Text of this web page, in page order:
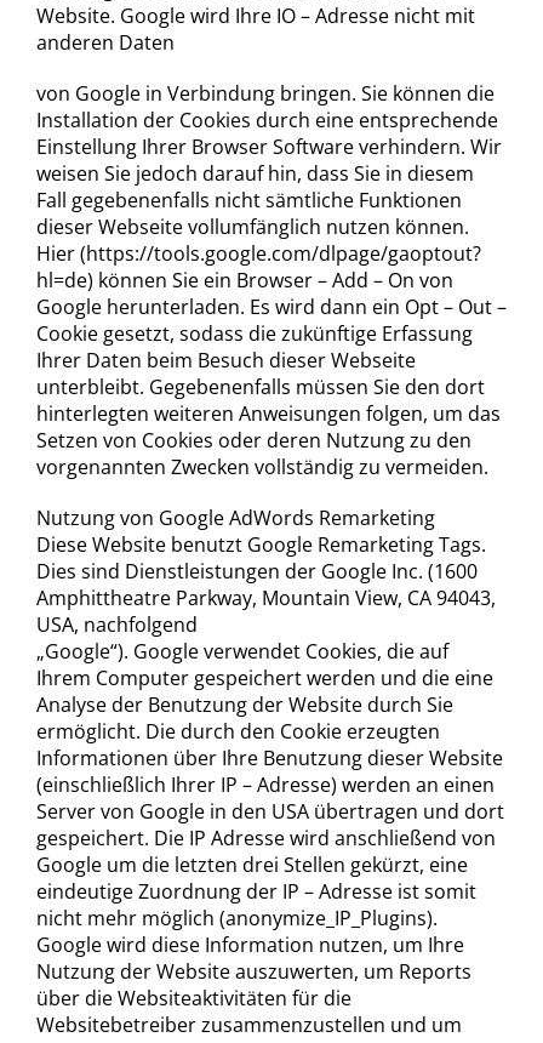
Website. Google wird Ihre IO – Adresse nicht mit
anderen Daten
von Google in Verbindung bringen. Sie können die
Installation der Cookies durch eine entsprechende
Einstellung Ihrer Browser Software verhindern. Wir
weisen Sie jedoch darauf hin, dass Sie in diesem
Fall gegebenenfalls nicht sämtliche Funktionen
dieser Webseite vollumfänglich nutzen können.
Hier (https://tools.google.com/dlpage/gaoptout?
hl=de) können Sie ein Browser – Add – On von
Google herunterladen. Es wird dann ein Opt – Out –
Cookie gesetzt, sodass die zukünftige Erfassung
Ihrer Daten beim Besuch dieser Webseite
unterbleibt. Gegebenenfalls müssen Sie den dort
hinterlegten weiteren Anweisungen folgen, um das
Setzen von Cookies oder deren Nutzung zu den
vorgenannten Zwecken vollständig zu vermeiden.
Nutzung von Google AdWords Remarketing
Diese Website benutzt Google Remarketing Tags.
Dies sind Dienstleistungen der Google Inc. (1600
Amphittheatre Parkway, Mountain View, CA 94043,
USA, nachfolgend
„Google“). Google verwendet Cookies, die auf
Ihrem Computer gespeichert werden und die eine
Analyse der Benutzung der Website durch Sie
ermöglicht. Die durch den Cookie erzeugten
Informationen über Ihre Benutzung dieser Website
(einschließlich Ihrer IP – Adresse) werden an einen
Server von Google in den USA übertragen und dort
gespeichert. Die IP Adresse wird anschließend von
Google um die letzten drei Stellen gekürzt, eine
eindeutige Zuordnung der IP – Adresse ist somit
nicht mehr möglich (anonymize_IP_Plugins).
Google wird diese Information nutzen, um Ihre
Nutzung der Website auszuwerten, um Reports
über die Websiteaktivitäten für die
Websitebetreiber zusammenzustellen und um